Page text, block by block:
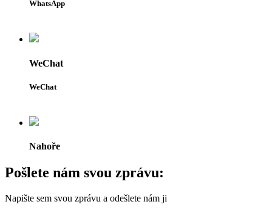
WhatsApp
WeChat
WeChat
Nahoře
Pošlete nám svou zprávu:
Napište sem svou zprávu a odešlete nám ji